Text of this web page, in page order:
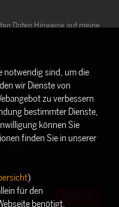
Daten Hinweise auf meine
oder Gesundheit
( Datenschutzerklärung
notwendig sind, um die
wir Dienste von
zu verbessern
bestimmter Dienste,
können Sie
finden Sie in unserer
)
für den
benötigt.